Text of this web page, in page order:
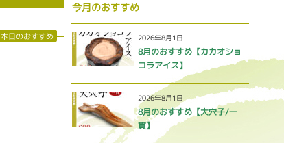
本日のおすすめ
今月のおすすめ
2026年8月1日
8月のおすすめ【カカオショ
コラアイス】
2026年8月1日
8月のおすすめ【大穴子/一
貫】